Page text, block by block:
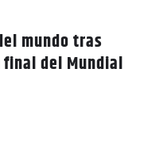
mundo tras
del Mundial